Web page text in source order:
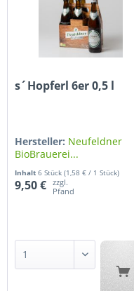
s´Hopferl 6er 0,5 l
Hersteller: Neufeldner
BioBrauerei...
Inhalt6 Stück(1,58 € / 1 Stück)
9,50 €
zzgl.
Pfand